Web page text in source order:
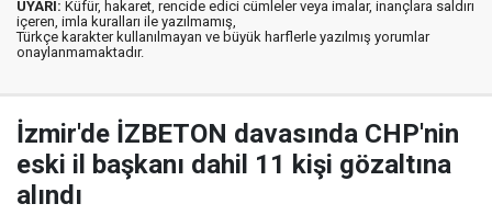
UYARI: Küfür, hakaret, rencide edici cümleler veya imalar, inançlara saldırı
içeren, imla kuralları ile yazılmamış,
Türkçe karakter kullanılmayan ve büyük harflerle yazılmış yorumlar
onaylanmamaktadır.
İzmir'de İZBETON davasında CHP'nin
eski il başkanı dahil 11 kişi gözaltına
alındı